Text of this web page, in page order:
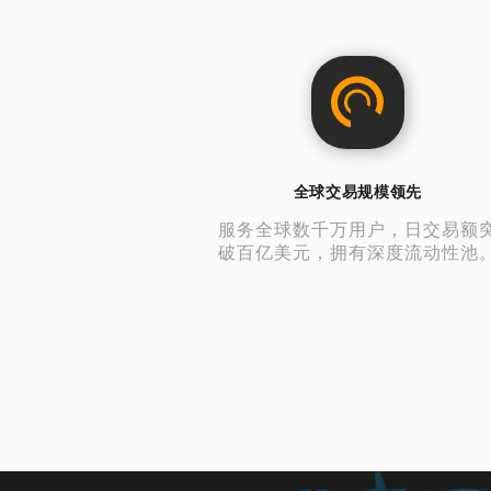
全球交易规模领先
服务全球数千万用户，日交易额
破百亿美元，拥有深度流动性池